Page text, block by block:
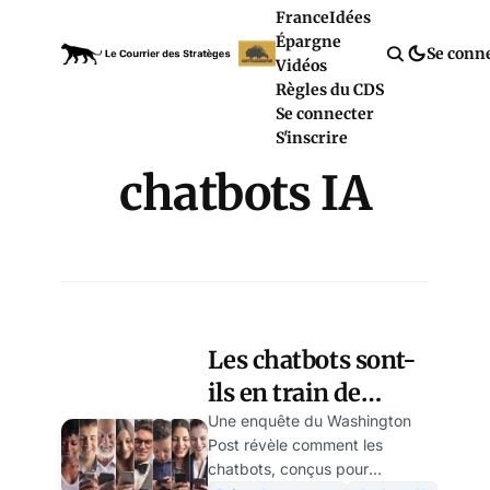
FranceIdées
Épargne
Vidéos
Règles du CDS
Se connecter
S'inscrire
Se
chatbots IA
Les chatbots sont-
ils en train de
manipuler notre
esprit ?
Une enquête du Washington
Post révèle comment les
chatbots, conçus pour